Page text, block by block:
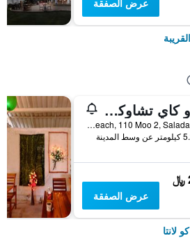
عرض الصفقة
أو كاي تشاوكوه بونجالو
Longbeach, 110 Moo 2, Saladan, كو لانتا, تايلاند
وسط المدينة
عرض الصفقة
لانتا